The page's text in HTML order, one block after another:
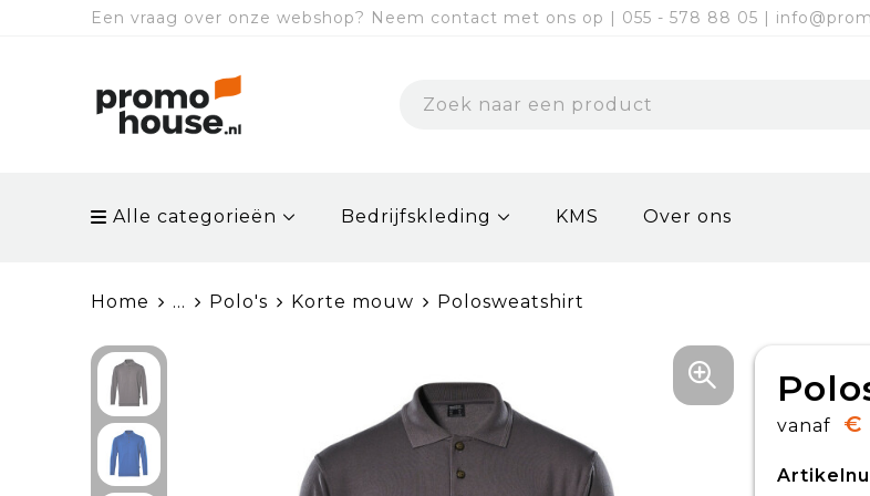
Een vraag over onze webshop? Neem contact met ons op | 055 - 578 88 05 |
Alle categorieën Bedrijfskleding KMS Over ons
Home ... Polo's Korte mouw Polosweatshirt
vanaf €